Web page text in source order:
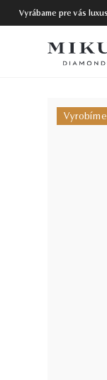
Vyrábame pre vás